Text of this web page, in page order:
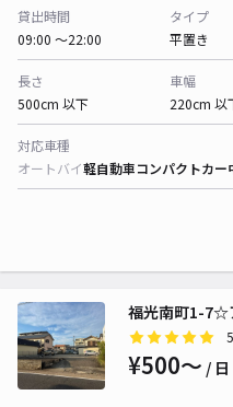
貸出時間
09:00 〜22:00
タイプ
平置き
長さ
500cm 以下
車幅
220cm 以
対応車種
オートバイ軽自動車コンパクトカー
福光南町1-7☆
5
¥500〜 / 日